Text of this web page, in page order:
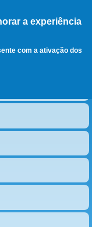
a experiência
com a ativação dos
, ir para a
página principal